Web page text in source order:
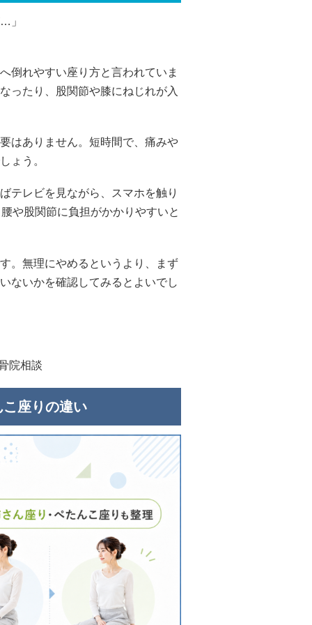
」
倒れやすい座り方と言われていま
ったり、股関節や膝にねじれが入
はありません。短時間で、痛みや
ょう。
テレビを見ながら、スマホを触り
や股関節に負担がかかりやすいと
。無理にやめるというより、まず
ないかを確認してみるとよいでし
院相談
座りの違い